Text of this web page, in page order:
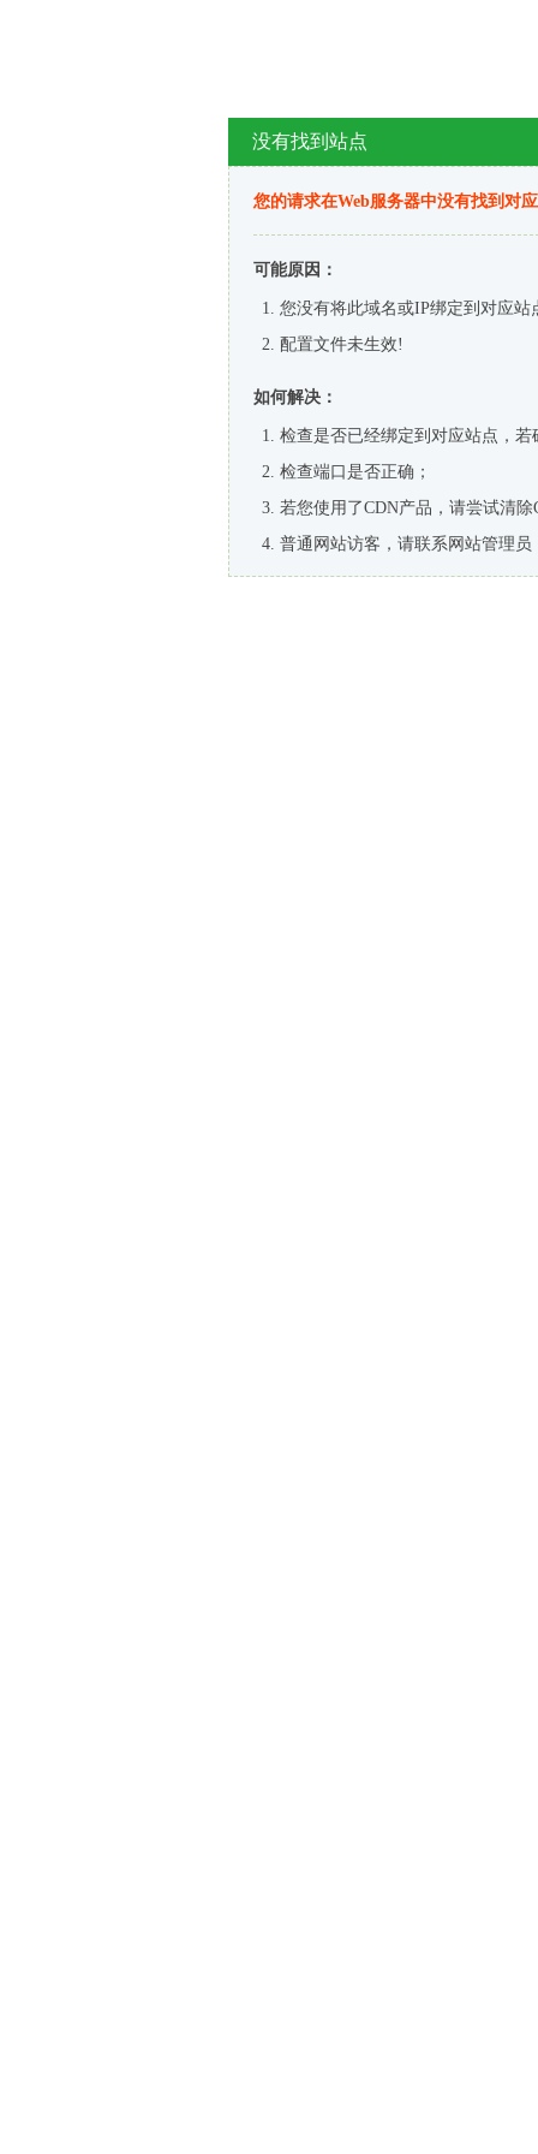
没有找到站点
您的请求在Web服务器中没有找到对
可能原因：
您没有将此域名或IP绑定到对应站
配置文件未生效!
如何解决：
检查是否已经绑定到对应站点，
检查端口是否正确；
若您使用了CDN产品，请尝试清除
普通网站访客，请联系网站管理员